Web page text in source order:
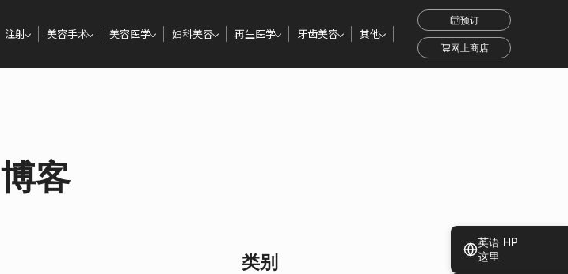
注射 美容手术 美容医学 妇科美容 再生医学 牙齿美容 其他
预订
网上商店
博客
类别
英语 HP
这里